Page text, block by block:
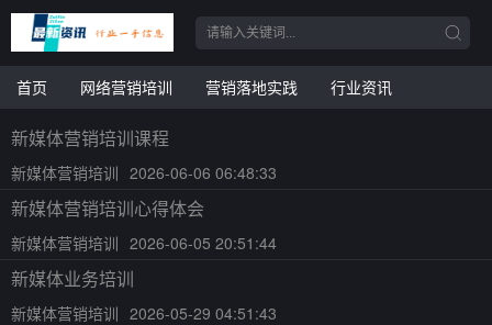
首页 网络营销培训 营销落地实践 行业资讯
新媒体营销培训课程
新媒体营销培训 2026-06-06 06:48:33
新媒体营销培训心得体会
新媒体营销培训 2026-06-05 20:51:44
新媒体业务培训
新媒体营销培训 2026-05-29 04:51:43